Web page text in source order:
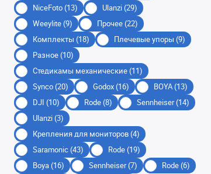
NiceFoto (13)
Ulanzi (29)
Weeylite (9)
Прочее (22)
Комплекты (18)
Плечевые упоры (9)
Разное (10)
Стедикамы механические (11)
Synco (20)
Godox (16)
BOYA (13)
DJI (10)
Rode (8)
Sennheiser (14)
Ulanzi (3)
Крепления для мониторов (4)
Saramonic (43)
Rode (19)
Boya (16)
Sennheiser (7)
Rode (6)